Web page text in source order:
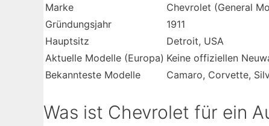
Marke
Chevrolet (General
Gründungsjahr
1911
Hauptsitz
Detroit, USA
Aktuelle Modelle (Europa) Keine offiziellen
Bekannteste Modelle
Camaro, Corvette,
Was ist Chevrolet für ein